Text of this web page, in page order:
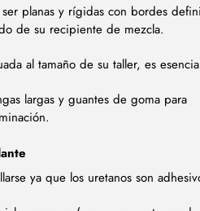
planas y rígidas con bordes
de su recipiente de mezcla.
al tamaño de su taller, es
largas y guantes de goma para
ya que los uretanos son